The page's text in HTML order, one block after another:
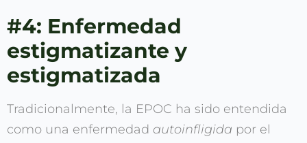
#4: Enfermedad
estigmatizante y
estigmatizada
Tradicionalmente, la EPOC ha sido entendida
como una enfermedad autoinfligida por el